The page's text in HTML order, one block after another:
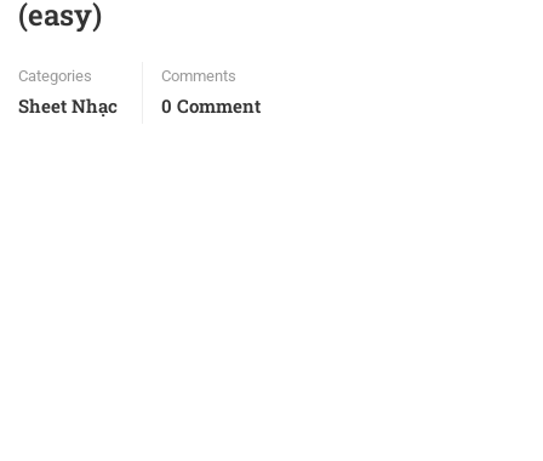
(easy)
Categories
Sheet Nhạc
Comments
0 Comment